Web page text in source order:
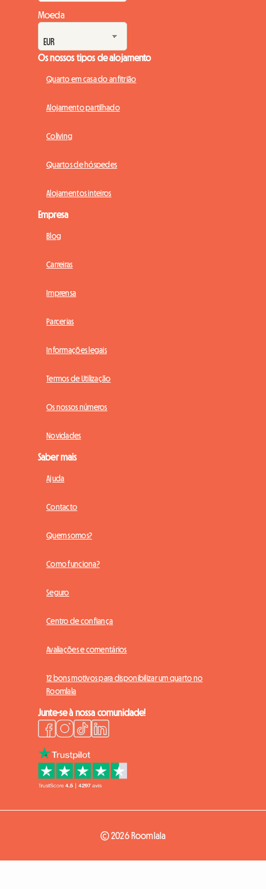
Moeda
Os nossos tipos de alojamento
Quarto em casa do anfitrião
Alojamento partilhado
Coliving
Quartos de hóspedes
Alojamentos inteiros
Empresa
Blog
Carreiras
Imprensa
Parcerias
Informações legais
Termos de Utilização
Os nossos números
Novidades
Saber mais
Ajuda
Contacto
Quem somos?
Como funciona?
Seguro
Centro de confiança
Avaliações e comentários
12 bons motivos para disponibilizar um quarto no
Roomlala
Junte-se à nossa comunidade!
© 2026 Roomlala